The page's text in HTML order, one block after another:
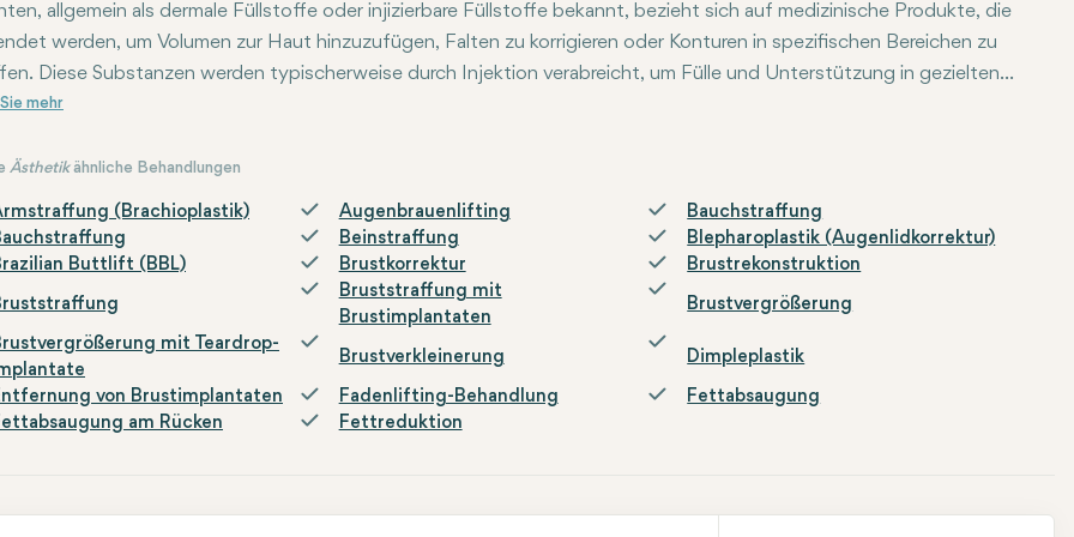
allgemein als dermale Füllstoffe oder injizierbare Füllstoffe bekannt, bezieht sich auf medizinische Produkte, die
werden, um Volumen zur Haut hinzuzufügen, Falten zu korrigieren oder Konturen in spezifischen Bereichen zu
Diese Substanzen werden typischerweise durch Injektion verabreicht, um Fülle und Unterstützung in gezielten
der Haut zu bieten. Dermale Füllstoffe können verschiedene Substanzen wie Hyaluronsäure, Calciumhydroxyapatit,
bevorzugt werden. Funktional können Füllstoffe für folgende Zwecke verwendet werden: Faltenfüllung: Wird
um Falten zu reduzieren, insbesondere in Bereichen wie Nasolabialfalten, Stirnfalten und feinen Linien um die
Volumenhinzufügung: Wird verwendet, um Volumenverlust in Bereichen wie den Wangen, Schläfen oder Lippen
und Gesichtskonturen neu zu formen. Lippenvergrößerung: Wird verwendet, um das Lippenvolumen zu
Lippenlinien zu korrigieren oder Lippenkonturen zu verbessern. Narben- und Depressionskorrektur: Kann eine
Wirkung auf Aknenarben, tiefe Depressionen oder andere Unregelmäßigkeiten in der Haut haben.
Ästhetikähnliche Behandlungen
(Brachioplastik) Augenbrauenlifting
Bauchstraffung
Beinstraffung
Blepharoplastik (Augenlidkorrektur)
Buttlift (BBL)
Brustkorrektur Brustrekonstruktion
Bruststraffung mit
Brustimplantaten
Brustvergrößerung
mit Teardrop-
Brustverkleinerung Dimpleplastik
von Brustimplantaten Fadenlifting-Behandlung
Fettabsaugung
am Rücken
Fettreduktion